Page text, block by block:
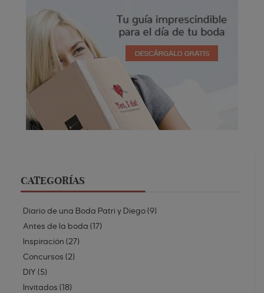
CATEGORÍAS
Diario de una Boda Patri y Diego(9)
Antes de la boda (17)
Inspiración (27)
Concursos (2)
DIY (5)
Invitados (18)